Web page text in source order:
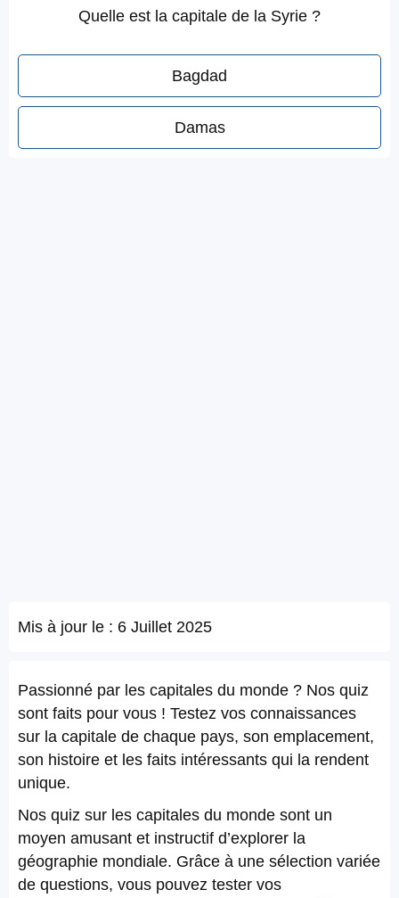
Quelle est la capitale de la Syrie ?
Damas
Bagdad
Mis à jour le : 6 Juillet 2025
Passionné par les capitales du monde ? Nos quiz
sont faits pour vous ! Testez vos connaissances
sur la capitale de chaque pays, son emplacement,
son histoire et les faits intéressants qui la rendent
unique.
Nos quiz sur les capitales du monde sont un
moyen amusant et instructif d’explorer la
géographie mondiale. Grâce à une sélection variée
de questions, vous pouvez tester vos